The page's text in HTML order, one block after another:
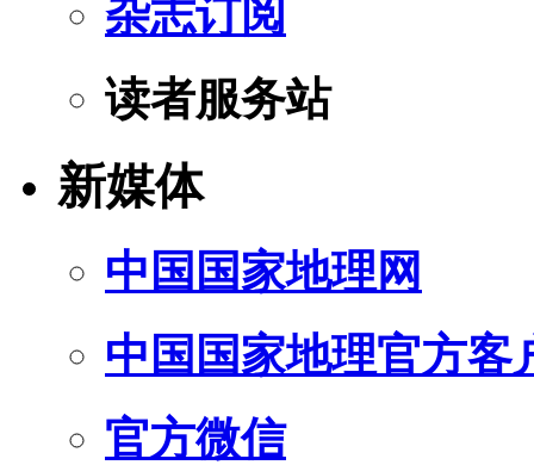
杂志订阅
读者服务站
新媒体
中国国家地理网
中国国家地理官方客
官方微信